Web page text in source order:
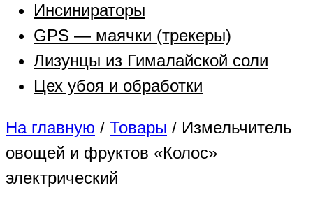
Инсинираторы
GPS — маячки (трекеры)
Лизунцы из Гималайской соли
Цех убоя и обработки
На главную / Товары / Измельчитель
овощей и фруктов «Колос»
электрический